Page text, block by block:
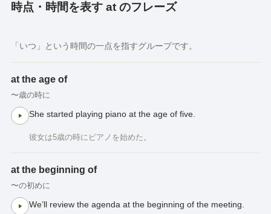
時点・時間を表す at のフレーズ
「いつ」という時間の一点を指すグループです。
at the age of
〜歳の時に
She started playing piano at the age of five.
彼女は5歳の時にピアノを始めた。
at the beginning of
〜の初めに
We’ll review the agenda at the beginning of the meeting.